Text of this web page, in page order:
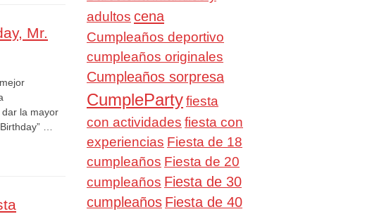
Mr.
la mayor
…
adultos cena
Cumpleaños deportivo
cumpleaños originales
Cumpleaños sorpresa
CumplePartyfiesta
con actividades fiesta con
experiencias Fiesta de 18
cumpleaños Fiesta de 20
cumpleaños Fiesta de 30
cumpleaños Fiesta de 40